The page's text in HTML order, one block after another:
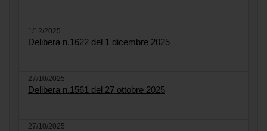
1/12/2025
Delibera n.1622 del 1 dicembre 2025
27/10/2025
Delibera n.1561 del 27 ottobre 2025
27/10/2025